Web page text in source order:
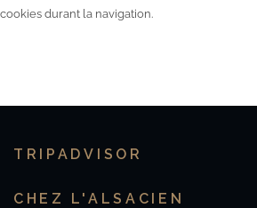
cookies durant la navigation.
TRIPADVISOR
CHEZ L'ALSACIEN